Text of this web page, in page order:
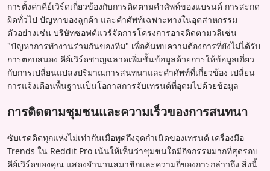
การตั้งค่าคีย์เวิร์ดเกี่ยวข้องกับการติดตามคำศัพท์ของแบรนด์ การสะกด
ผิดทั่วไป ปัญหาของลูกค้า และคำศัพท์เฉพาะทางในอุตสาหกรรม
ตัวอย่างเช่น บริษัทซอฟต์แวร์จัดการโครงการอาจติดตามวลีเช่น
"ปัญหาการทำงานร่วมกันของทีม" เพื่อค้นพบความต้องการที่ยังไม่ได้รับ
การตอบสนอง คีย์เวิร์ดชาญฉลาดเพิ่มชั้นข้อมูลด้วยการให้ข้อมูลเกี่ยว
กับการเปลี่ยนแปลงปริมาณการสนทนาและคำศัพท์ที่เกี่ยวข้อง เปลี่ยน
การแจ้งเตือนพื้นฐานเป็นโอกาสการจับเทรนด์ที่อุดมไปด้วยข้อมูล
การติดตามชุมชนและความเร็วของการสนทนา
ซับเรดดิตทุกแห่งไม่เท่ากันเมื่อพูดถึงจุดกำเนิดของเทรนด์ เครื่องมือ
Trends ใน Reddit Pro เน้นให้เห็นว่าชุมชนใดมีกิจกรรมมากที่สุดรอบ
คีย์เวิร์ดของคุณ แสดงจำนวนสมาชิกและความถี่ของการกล่าวถึง สิ่งนี้